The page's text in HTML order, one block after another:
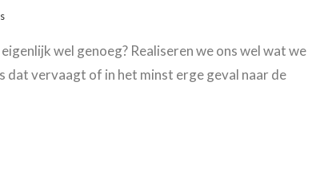
wel genoeg? Realiseren we ons wel wat we
dat vervaagt of in het minst erge geval naar de